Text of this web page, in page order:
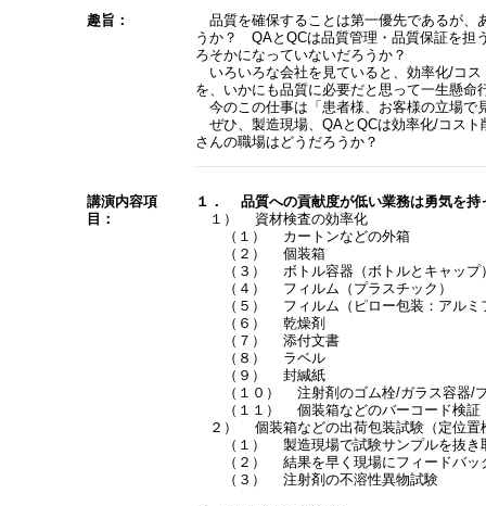
趣旨：
品質を確保することは第一優先であるが、
うか？ QAとQCは品質管理・品質保証を担
ろそかになっていないだろうか？
いろいろな会社を見ていると、効率化/コ
を、いかにも品質に必要だと思って一生懸命
今のこの仕事は「患者様、お客様の立場で
ぜひ、製造現場、QAとQCは効率化/コスト
さんの職場はどうだろうか？
講演内容項
目：
１． 品質への貢献度が低い業務は勇気を持
１） 資材検査の効率化
（１） カートンなどの外箱
（２） 個装箱
（３） ボトル容器（ボトルとキャップ
（４） フィルム（プラスチック）
（５） フィルム（ピロー包装：アルミ
（６） 乾燥剤
（７） 添付文書
（８） ラベル
（９） 封緘紙
（１０） 注射剤のゴム栓/ガラス容器/プ
（１１） 個装箱などのバーコード検証
２） 個装箱などの出荷包装試験（定位置
（１） 製造現場で試験サンプルを抜き
（２） 結果を早く現場にフィードバ
（３） 注射剤の不溶性異物試験